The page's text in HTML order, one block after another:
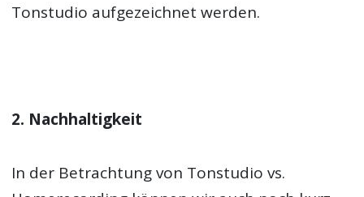
Tonstudio aufgezeichnet werden.
2. Nachhaltigkeit
In der Betrachtung von Tonstudio vs.